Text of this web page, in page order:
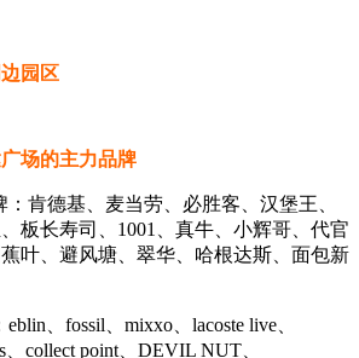
园区
场的主力品牌
肯德基、麦当劳、必胜客、汉堡王、
板长寿司、1001、真牛、小辉哥、代官
叶、避风塘、翠华、哈根达斯、面包新
、fossil、mixxo、lacoste live、
、collect point、DEVIL NUT、